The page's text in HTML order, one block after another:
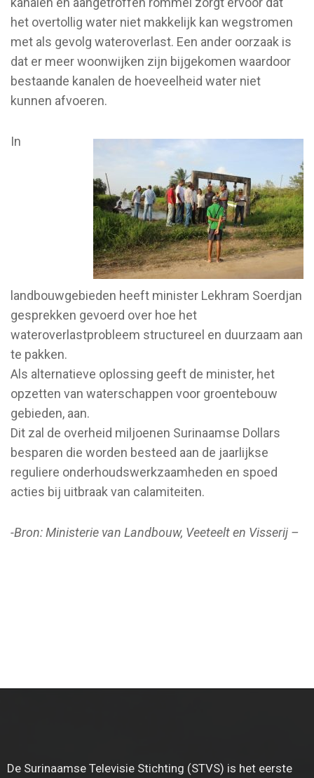
het overtollig water niet makkelijk kan wegstromen
met als gevolg wateroverlast. Een ander oorzaak is
dat er meer woonwijken zijn bijgekomen waardoor
bestaande kanalen de hoeveelheid water niet
kunnen afvoeren.
In
landbouwgebieden heeft minister Lekhram Soerdjan
gesprekken gevoerd over hoe het
wateroverlastprobleem structureel en duurzaam aan
te pakken.
Als alternatieve oplossing geeft de minister, het
opzetten van waterschappen voor groentebouw
gebieden, aan.
Dit zal de overheid miljoenen Surinaamse Dollars
besparen die worden besteed aan de jaarlijkse
reguliere onderhoudswerkzaamheden en spoed
acties bij uitbraak van calamiteiten.
-Bron: Ministerie van Landbouw, Veeteelt en Visserij –
De Surinaamse Televisie Stichting (STVS) is het eerste